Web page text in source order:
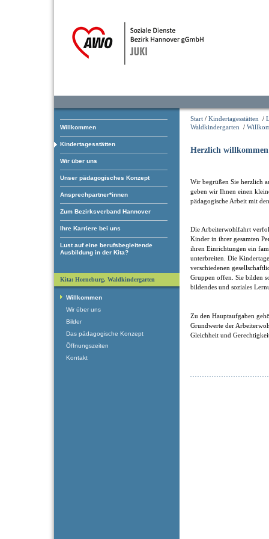
Willkommen
Kindertagesstätten
Wir über uns
Unser pädagogisches Konzept
Ansprechpartner*innen
Zum Bezirksverband Hannover
Ihre Karriere bei uns
Lust auf eine berufsbegleitende
Ausbildung in der Kita?
Start / Kindertagesstätten /
Waldkindergarten /
Herzlich willkommen
Wir begrüßen Sie herzlich
geben wir Ihnen einen
pädagogische Arbeit mit
Die Arbeiterwohlfahrt
Kinder in ihrer gesamten
ihren Einrichtungen ein
unterbreiten. Die
verschiedenen
Gruppen offen. Sie bilden
bildendes und soziales
Zu den Hauptaufgaben
Grundwerte der
Gleichheit und
Kita: Horneburg, Waldkindergarten
Willkommen
Wir über uns
Bilder
Das pädagogische Konzept
Öffnungszeiten
Kontakt